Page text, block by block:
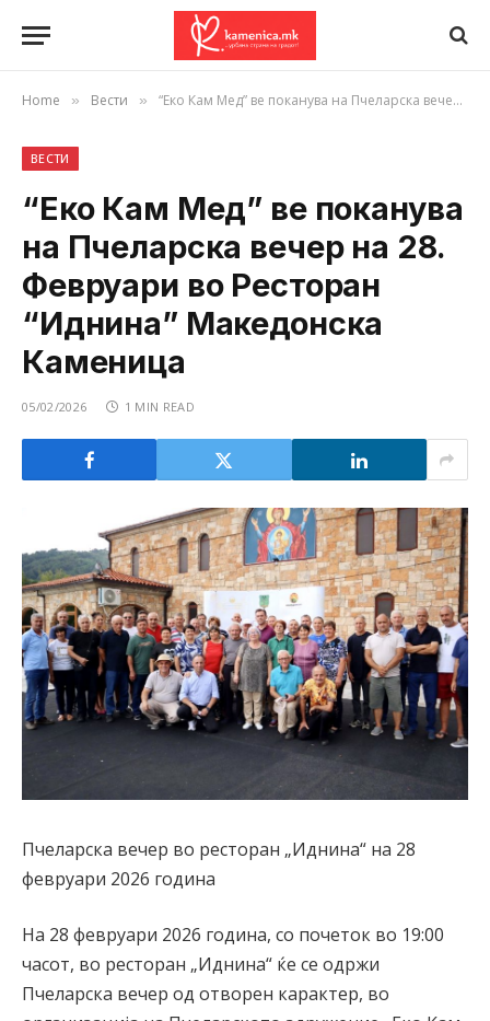
Home » Вести » “Еко Кам Мед” ве поканува на Пчеларска вечер на 28. Февруари во Ресторан “Иднина” Македонска Каменица
ВЕСТИ
“Еко Кам Мед” ве поканува
на Пчеларска вечер на 28.
Февруари во Ресторан
“Иднина” Македонска
Каменица
05/02/2026 1 MIN READ
Пчеларска вечер во ресторан „Иднина“ на 28
февруари 2026 година
На 28 февруари 2026 година, со почеток во 19:00
часот, во ресторан „Иднина“ ќе се одржи
Пчеларска вечер од отворен карактер, во